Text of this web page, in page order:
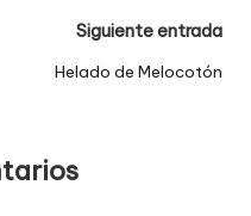
Siguiente entrada
Helado de Melocotón